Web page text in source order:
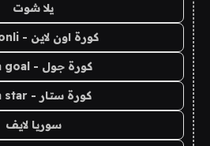
يلا شوت
كورة اون لاين - kora onli
كورة جول - kora goal
كورة ستار - kora star
سوريا لايف